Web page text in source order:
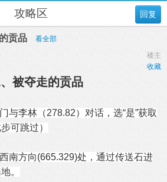
回复
攻略区
贡品
看全部
楼主
收藏
被夺走的贡品
与李林（278.82）对话，选“是”获取
可跳过）
南方向(665.329)处，通过传送石进
。